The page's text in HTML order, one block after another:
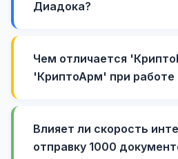
Диадока?
Чем отличается
'КриптоАрм' при работе
Влияет ли скорость
отправку 1000